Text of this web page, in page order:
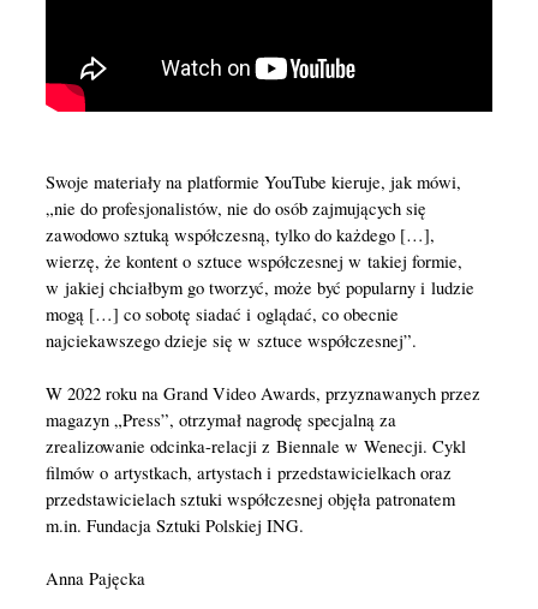
Swoje materiały na platformie YouTube kieruje, jak mówi,
„nie do profesjonalistów, nie do osób zajmujących się
zawodowo sztuką współczesną, tylko do każdego […],
wierzę, że kontent o sztuce współczesnej w takiej formie,
w jakiej chciałbym go tworzyć, może być popularny i ludzie
mogą […] co sobotę siadać i oglądać, co obecnie
najciekawszego dzieje się w sztuce współczesnej”.
W 2022 roku na Grand Video Awards, przyznawanych przez
magazyn „Press”, otrzymał nagrodę specjalną za
zrealizowanie odcinka-relacji z Biennale w Wenecji. Cykl
filmów o artystkach, artystach i przedstawicielkach oraz
przedstawicielach sztuki współczesnej objęła patronatem
m.in. Fundacja Sztuki Polskiej ING.
Anna Pajęcka